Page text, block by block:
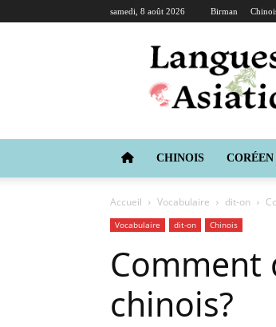
samedi, 8 août 2026 Birman
CHINOIS CORÉEN
Accueil Vocabulaire dit-on
Vocabulaire dit-on Chinois
Comment
chinois?